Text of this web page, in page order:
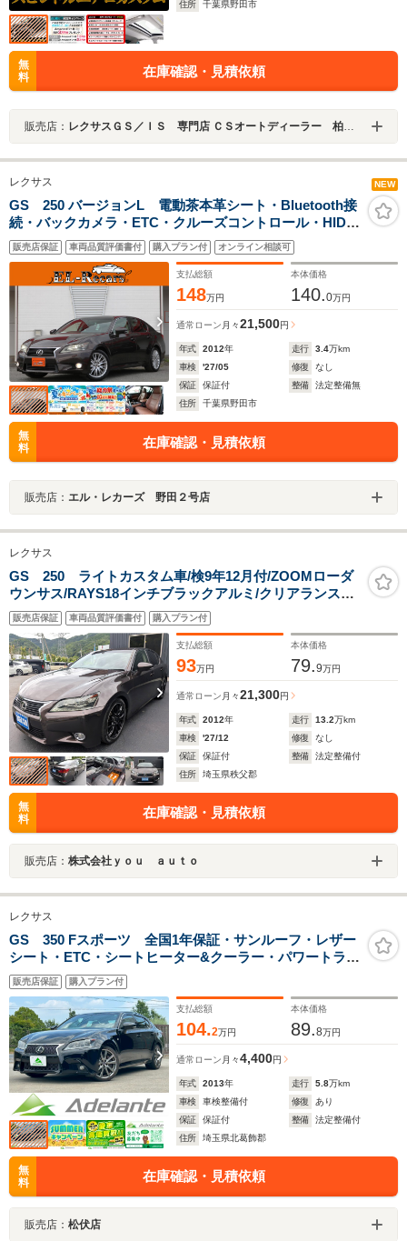
住所 千葉県野田市
無
料
在庫確認・見積依頼
販売店： レクサスＧＳ／ＩＳ 専門店 ＣＳオートディーラー 柏インター店 中古車専門店
レクサス NEW
GS 250 バージョンL 電動茶本革シート・Bluetooth接
続・バックカメラ・ETC・クルーズコントロール・HIDヘ
ッドライト・プッシュスタート・スマートキー・HDDナ
ビ・フルセグ・USB入力・ウッドコンビハンドル・純正
18inAW
販売店保証 車両品質評価書付 購入プラン付 オンライン相談可
支払総額
148万円
本体価格
140.0万円
通常ローン 月々21,500円
年式 2012年 走行 3.4万km
車検
'27/05 修復
なし
保証
保証付 整備
法定整備無
住所
千葉県野田市
無
料
在庫確認・見積依頼
販売店： エル・レカーズ 野田２号店
レクサス
GS 250 ライトカスタム車/検9年12月付/ZOOMローダ
ウンサス/RAYS18インチブラックアルミ/クリアランスソ
ナー/パドルシフト/ステアリモコン/スマートキー/オート
クルーズ/LEDヘッドライトLEDフォグ/地デジDVD
販売店保証 車両品質評価書付 購入プラン付
支払総額
93万円
本体価格
79.9万円
通常ローン 月々21,300円
年式 2012年 走行 13.2万km
車検
'27/12 修復
なし
保証
保証付 整備
法定整備付
住所
埼玉県秩父郡
無
料
在庫確認・見積依頼
販売店： 株式会社ｙｏｕ ａｕｔｏ
レクサス
GS 350 Fスポーツ 全国1年保証・サンルーフ・レザー
シート・ETC・シートヒーター&クーラー・パワートラン
ク・純正19インチAW・フォグランプ・サイドバイザー・
シートメモリー・地デジTV・バックカメラ・ユーザー買
取車・クリソナ
販売店保証 購入プラン付
支払総額
104.2万円
本体価格
89.8万円
通常ローン 月々4,400円
年式 2013年 走行 5.8万km
車検
車検整備付 修復
あり
保証
保証付 整備
法定整備付
住所
埼玉県北葛飾郡
無
料
在庫確認・見積依頼
販売店： 松伏店